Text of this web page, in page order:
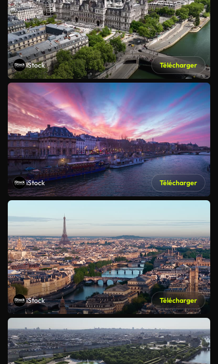
iStock Télécharger
iStock Télécharger
iStock Télécharger